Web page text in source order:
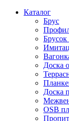
Каталог
Брус
Доска
Доска
OSB